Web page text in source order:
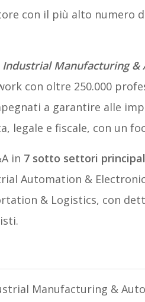
con il più alto numero
Industrial Manufacturing &
con oltre 250.000
a garantire alle
legale e fiscale, con un
in 7 sotto settori
Automation &
& Logistics, con
Manufacturing &